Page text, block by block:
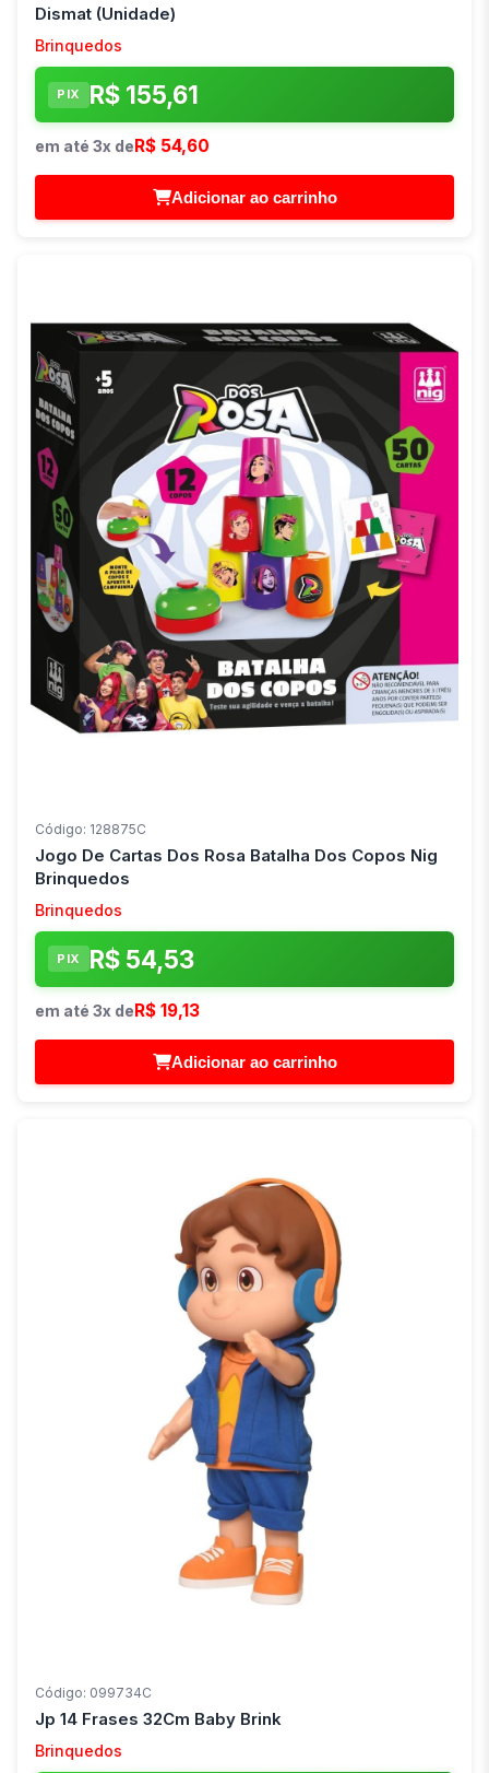
Dismat (Unidade)
Brinquedos
PIX R$ 155,61
em até 3x de R$ 54,60
Adicionar ao carrinho
Código: 128875C
Jogo De Cartas Dos Rosa Batalha Dos Copos Nig
Brinquedos
Brinquedos
PIX R$ 54,53
em até 3x deR$ 19,13
Adicionar ao carrinho
Código: 099734C
Jp 14 Frases 32Cm Baby Brink
Brinquedos